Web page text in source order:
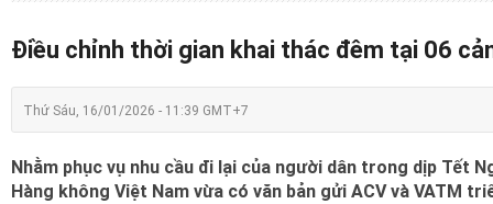
Điều chỉnh thời gian khai thác đêm tại 06
Thứ Sáu, 16/01/2026 - 11:39 GMT+7
Nhằm phục vụ nhu cầu đi lại của người dân trong dịp Tết
Hàng không Việt Nam vừa có văn bản gửi ACV và VATM